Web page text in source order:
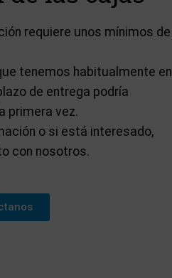
requiere unos mínimos de
tenemos habitualmente en
de entrega podría
primera vez.
o si está interesado,
con nosotros.